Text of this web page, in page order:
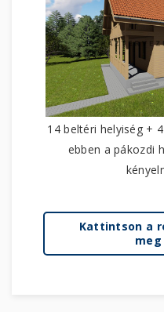
14 beltéri helyiség +
ebben a pákozdi
Kattintson a